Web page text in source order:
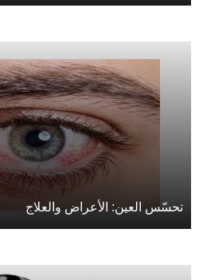
تحسّس العين: الأعراض والعلاج